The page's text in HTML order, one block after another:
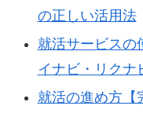
の正しい活用法
就活サービスの
イナビ・リクナ
就活の進め方【